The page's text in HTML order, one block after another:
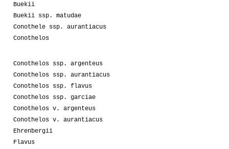
Buekii
Buekii ssp. matudae
Conothele ssp. aurantiacus
Conothelos
Conothelos ssp. argenteus
Conothelos ssp. aurantiacus
Conothelos ssp. flavus
Conothelos ssp. garciae
Conothelos v. argenteus
Conothelos v. aurantiacus
Ehrenbergii
Flavus